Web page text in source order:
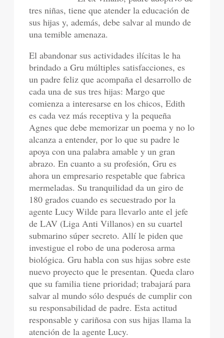
tres niñas, tiene que atender la educación de
sus hijas y, además, debe salvar al mundo de
una temible amenaza.
El abandonar sus actividades ilícitas le ha
brindado a Gru múltiples satisfacciones, es
un padre feliz que acompaña el desarrollo de
cada una de sus tres hijas: Margo que
comienza a interesarse en los chicos, Edith
es cada vez más receptiva y la pequeña
Agnes que debe memorizar un poema y no lo
alcanza a entender, por lo que su padre le
apoya con una palabra amable y un gran
abrazo. En cuanto a su profesión, Gru es
ahora un empresario respetable que fabrica
mermeladas. Su tranquilidad da un giro de
180 grados cuando es secuestrado por la
agente Lucy Wilde para llevarlo ante el jefe
de LAV (Liga Anti Villanos) en su cuartel
submarino súper secreto. Allí le piden que
investigue el robo de una poderosa arma
biológica. Gru habla con sus hijas sobre este
nuevo proyecto que le presentan. Queda claro
que su familia tiene prioridad; trabajará para
salvar al mundo sólo después de cumplir con
su responsabilidad de padre. Esta actitud
responsable y cariñosa con sus hijas llama la
atención de la agente Lucy.